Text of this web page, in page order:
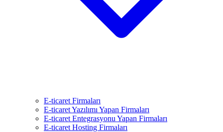
E-ticaret Firmaları
E-ticaret Yazılımı Yapan Firmaları
E-ticaret Entegrasyonu Yapan Firmaları
E-ticaret Hosting Firmaları